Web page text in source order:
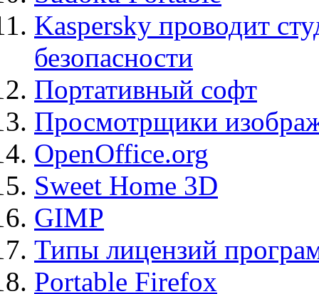
Kaspersky проводит
безопасности
Портативный софт
Просмотрщики
OpenOffice.org
Sweet Home 3D
GIMP
Типы лицензий
Portable Firefox